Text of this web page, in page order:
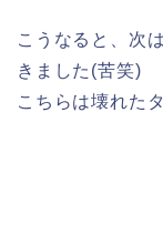
こうなると、次
きました(苦笑)
こちらは壊れた